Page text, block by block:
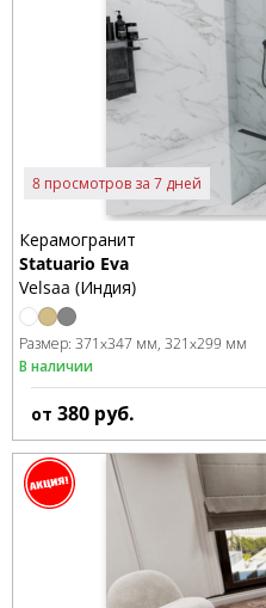
8 просмотров за 7 дней
Керамогранит
Statuario Eva
Velsaa (Индия)
Размер: 371x347 мм 321x299 мм
В наличии
от 380 руб.